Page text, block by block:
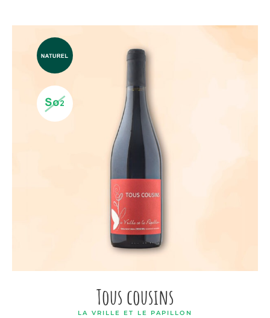
Tous cousins
LA VRILLE ET LE PAPILLON